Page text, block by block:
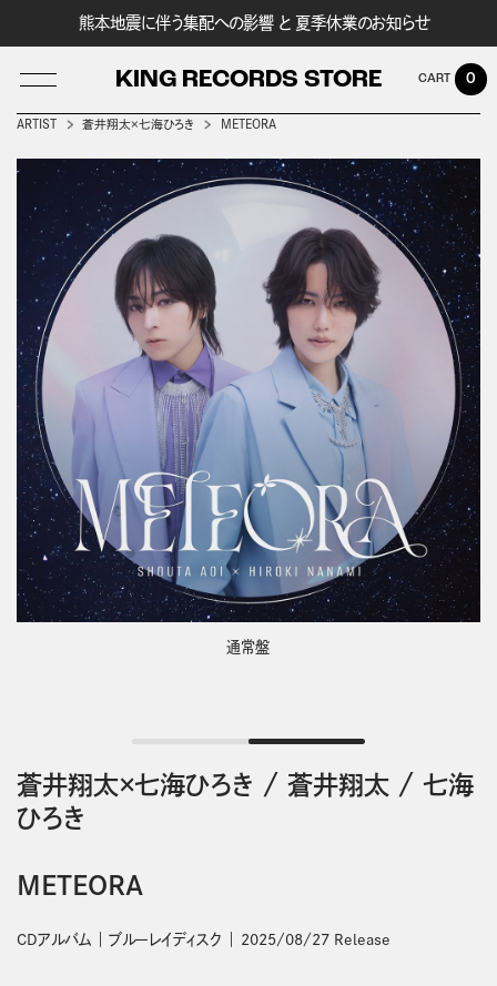
熊本地震に伴う集配への影響 と 夏季休業のお知らせ
KING RECORDS STORE
LOG IN
0
ARTIST 蒼井翔太×七海ひろき METEORA
蒼井翔太×七海ひろき / 蒼井翔太/ 七海
ひろき
METEORA
CDアルバム ブルーレイディスク 2025/08/27 Release
通常盤